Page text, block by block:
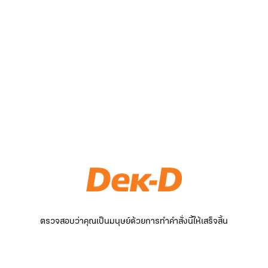
ตรวจสอบว่าคุณเป็นมนุษย์ด้วยการทำคำสั่งนี้ให้เสร็จสิ้น